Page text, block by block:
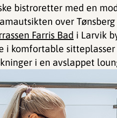
bistroretter med en
over
Farris Bad i Larvik
i komfortable
i en avslappet